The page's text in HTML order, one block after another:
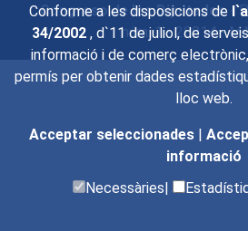
Conforme a les disposicions de
34/2002 , d`11 de juliol, de
informació i de comerç
permís per obtenir dades
lloc web.
Acceptar seleccionades |
informació
Necessàries|
Congreso de los Diputados-
núm. 1 - 28014 -